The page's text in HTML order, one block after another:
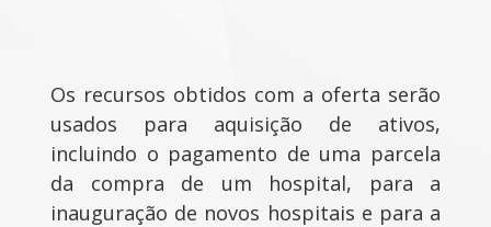
Os recursos obtidos com a oferta serão
usados para aquisição de ativos,
incluindo o pagamento de uma parcela
da compra de um hospital, para a
inauguração de novos hospitais e para a